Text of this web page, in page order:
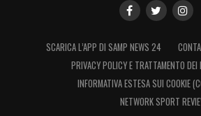
SCARICA L’APP DI SAMP NEWS 24
PRIVACY POLICY E TRATTAMENTO DEI
INFORMATIVA ESTESA SUI COOKIE
NETWORK SPORT